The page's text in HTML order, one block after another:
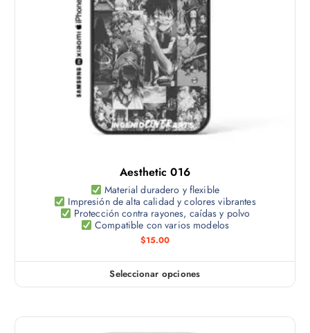
á
g
i
n
a
d
e
p
r
d
c
t
o
o
p
c
i
o
e
s
p
u
e
d
e
n
e
l
g
o
t
i
e
n
e
m
ú
i
p
l
e
s
a
r
a
Aesthetic 016
Material duradero y flexible
Impresión de alta calidad y colores vibrantes
Protección contra rayones, caídas y polvo
Compatible con varios modelos
$15.00
Seleccionar opciones
E